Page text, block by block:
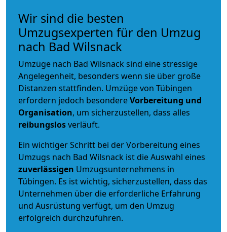
Wir sind die besten
Umzugsexperten für den Umzug
nach Bad Wilsnack
Umzüge nach Bad Wilsnack sind eine stressige
Angelegenheit, besonders wenn sie über große
Distanzen stattfinden. Umzüge von Tübingen
erfordern jedoch besondereVorbereitung und
Organisation, um sicherzustellen, dass alles
reibungslosverläuft.
Ein wichtiger Schritt bei der Vorbereitung eines
Umzugs nach Bad Wilsnack ist die Auswahl eines
zuverlässigen Umzugsunternehmens in
Tübingen. Es ist wichtig, sicherzustellen, dass das
Unternehmen über die erforderliche Erfahrung
und Ausrüstung verfügt, um den Umzug
erfolgreich durchzuführen.